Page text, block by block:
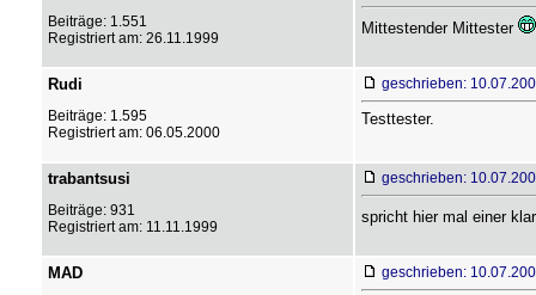
Beiträge: 1.551
Registriert am: 26.11.1999
Mittestender Mittester
Rudi
Beiträge: 1.595
Registriert am: 06.05.2000
geschrieben:
Testtester.
trabantsusi
Beiträge: 931
Registriert am: 11.11.1999
geschrieben:
spricht hier mal einer
MAD geschrieben: